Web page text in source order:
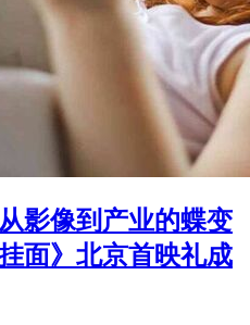
影像到产业的蝶变
面》北京首映礼成